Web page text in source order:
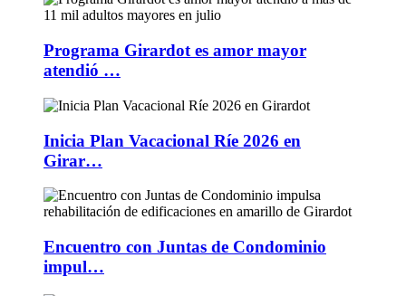
Programa Girardot es amor mayor
atendió …
Inicia Plan Vacacional Ríe 2026 en
Girar…
Encuentro con Juntas de Condominio
impul…